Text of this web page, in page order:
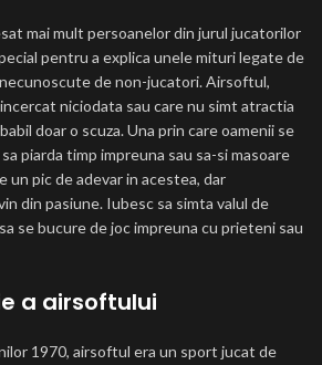
mai mult persoanelor din jurul jucatorilor
pentru a explica unele mituri legate de
de non-jucatori. Airsoftul,
niciodata sau care nu simt atractia
doar o scuza. Una prin care oamenii se
piarda timp impreuna sau sa-si masoare
un pic de adevar in acestea, dar
din pasiune. Iubesc sa simta valul de
se bucure de joc impreuna cu prieteni sau
a airsoftului
1970, airsoftul era un sport jucat de